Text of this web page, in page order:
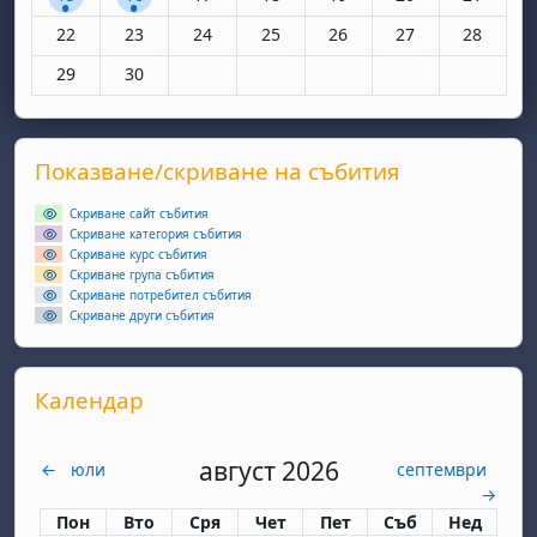
Няма събития, понеделник, 22 юни
22 Няма събития, вторник, 23 юни
23 Няма събития, сряда, 24 юни
24 Няма събития, четвъртък, 25 юни
25 Няма събития, петък, 26
26 Няма събития,
27 Няма
28
Няма събития, понеделник, 29 юни
29 Няма събития, вторник, 30 юни
30
Supplementary blocks
Прескочи Показване/скриване на събития
Показване/скриване на събития
Скриване сайт събития
Скриване категория събития
Скриване курс събития
Скриване група събития
Скриване потребител събития
Скриване други събития
Прескочи Календар
Календар
← юли август 2026
септември
→
Понеделник
Пон вторник
Вто сряда
Сря четвъртък
Чет петък
Пет събота
Съб неделя
Нед